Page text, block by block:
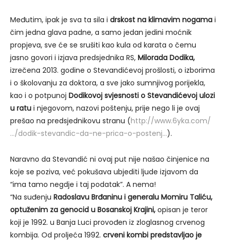
Međutim, ipak je sva ta sila i drskost na klimavim nogama i
čim jedna glava padne, a samo jedan jedini moćnik
propjeva, sve će se srušiti kao kula od karata o čemu
jasno govori i izjava predsjednika RS, Milorada Dodika,
izrečena 2013. godine o Stevandićevoj prošlosti, o izborima
i o školovanju za doktora, a sve jako sumnjivog porijekla,
kao i o potpunoj Dodikovoj svjesnosti o Stevandićevoj ulozi
u ratu i njegovom, nazovi poštenju, prije nego li je ovaj
prešao na predsjednikovu stranu (http://www.6yka.com/
…/dodik-stevandic-da-ne-prica-o-postenj…).
Naravno da Stevandić ni ovaj put nije našao činjenice na
koje se poziva, već pokušava ubjediti ljude izjavom da
“ima tamo negdje i taj podatak”. A nema!
“Na suđenju Radoslavu Brđaninu i generalu Momiru Taliću,
optuženim za genocid u Bosanskoj Krajini, opisan je teror
koji je 1992. u Banja Luci provođen iz zloglasnog crvenog
kombija. Od proljeća 1992. crveni kombi predstavljao je